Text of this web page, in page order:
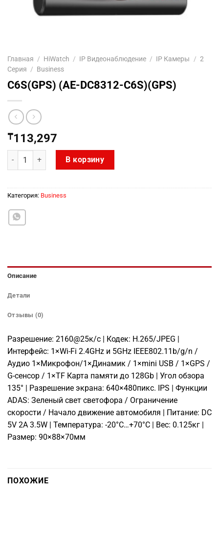
Главная / HiWatch / IP Видеонаблюдение / IP Камеры / 2
Серия / Business
C6S(GPS) (AE-DC8312-C6S)(GPS)
₸113,297
Количество товара C6S(GPS) (AE-DC8312-C6S)(GPS)
В корзину
Категория: Business
Описание
Детали
Отзывы (0)
Разрешение: 2160@25к/с | Кодек: H.265/JPEG |
Интерфейс: 1×Wi-Fi 2.4GHz и 5GHz IEEE802.11b/g/n /
Аудио 1×Микрофон/1×Динамик / 1×mini USB / 1×GPS /
G-сенсор / 1×TF Карта памяти до 128Gb | Угол обзора
135° | Разрешение экрана: 640×480пикс. IPS | Функции
ADAS: Зеленый свет светофора / Ограничение
скорости / Начало движение автомобиля | Питание: DC
5V 2А 3.5W | Температура: -20°C…+70°C | Вес: 0.125кг |
Размер: 90×88×70мм
ПОХОЖИЕ